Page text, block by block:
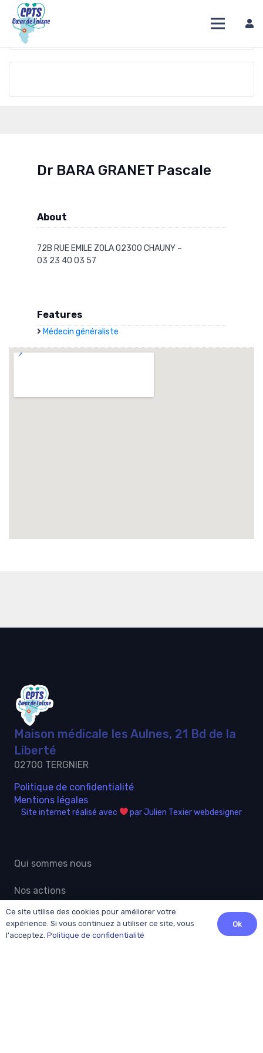
Dr BARA GRANET Pascale
About
72B RUE EMILE ZOLA 02300 CHAUNY –
03 23 40 03 57
Features
Médecin généraliste
Maison médicale les Aulnes, 21 Bd de la
Liberté
02700 TERGNIER
Politique de confidentialité
Mentions légales
Site internet réalisé avec par Julien Texier webdesigner
Qui sommes nous
Nos actions
Actualités grand public
Ce site utilise des cookies pour améliorer votre
expérience. Si vous continuez à utiliser ce site, vous
l'acceptez. Politique de confidentialité
Ok